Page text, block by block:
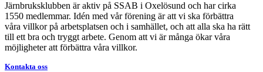
Järnbruksklubben är aktiv på SSAB i Oxelösund och har cirka
1550 medlemmar. Idén med vår förening är att vi ska förbättra
våra villkor på arbetsplatsen och i samhället, och att alla ska ha rätt
till ett bra och tryggt arbete. Genom att vi är många ökar våra
möjligheter att förbättra våra villkor.
Kontakta oss